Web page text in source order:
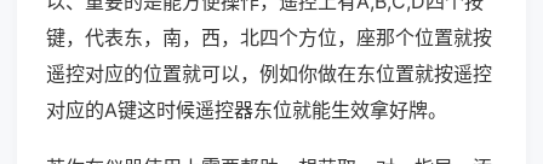
键，代表东，南，西，北四个方位，座那个位置就按
遥控对应的位置就可以，例如你做在东位置就按遥控
对应的A键这时候遥控器东位就能生效拿好牌。